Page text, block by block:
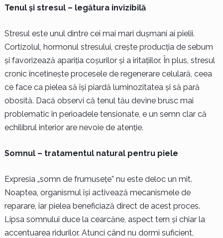
Tenul și stresul – legătura invizibilă
Stresul este unul dintre cei mai mari dușmani ai pielii.
Cortizolul, hormonul stresului, crește producția de sebum
și favorizează apariția coșurilor și a iritațiilor. În plus, stresul
cronic încetinește procesele de regenerare celulară, ceea
ce face ca pielea să își piardă luminozitatea și să pară
obosită. Dacă observi că tenul tău devine brusc mai
problematic în perioadele tensionate, e un semn clar că
echilibrul interior are nevoie de atenție.
Somnul – tratamentul natural pentru piele
Expresia „somn de frumusețe” nu este deloc un mit.
Noaptea, organismul își activează mecanismele de
reparare, iar pielea beneficiază direct de acest proces.
Lipsa somnului duce la cearcăne, aspect tern și chiar la
accentuarea ridurilor. Atunci când nu dormi suficient,